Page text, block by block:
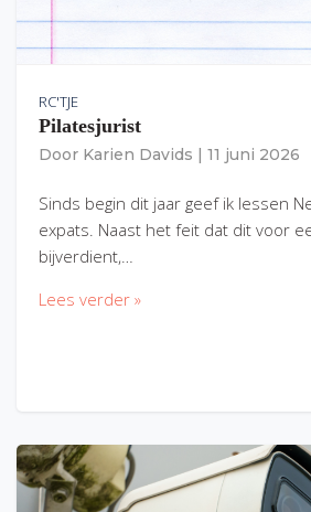
RC'TJE
Pilatesjurist
Door Karien Davids 11 juni 2026
Sinds begin dit jaar geef ik lessen
expats. Naast het feit dat dit voor
bijverdient,…
Lees verder »